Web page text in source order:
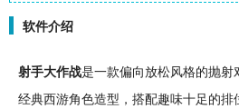
软件介绍
射手大作战是一款偏向放松风格的抛射
经典西游角色造型，搭配趣味十足的排